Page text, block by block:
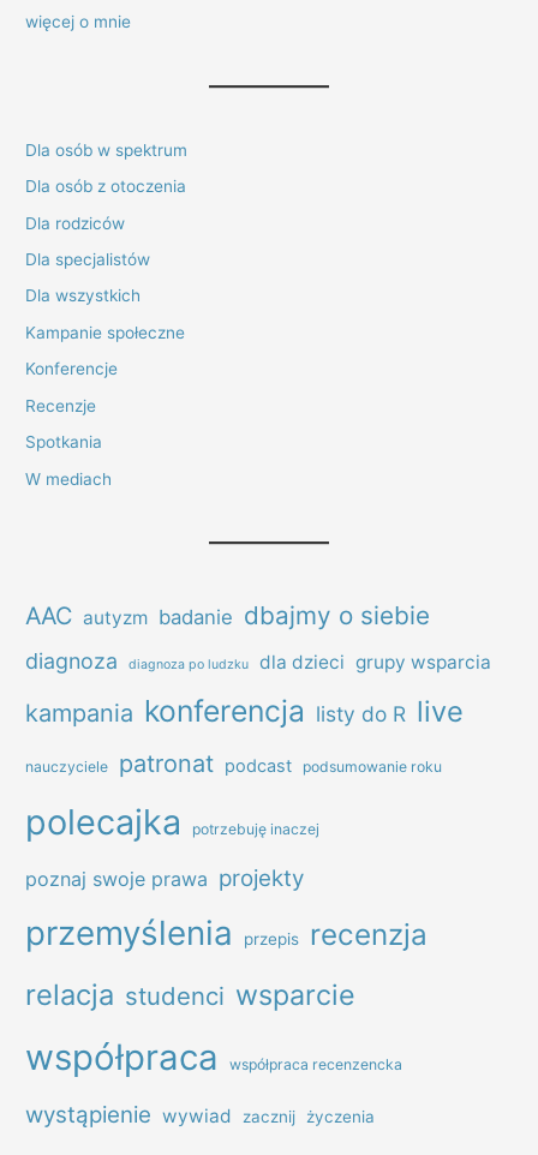
więcej o mnie
Dla osób w spektrum
Dla osób z otoczenia
Dla rodziców
Dla specjalistów
Dla wszystkich
Kampanie społeczne
Konferencje
Recenzje
Spotkania
W mediach
AAC autyzm badanie dbajmy o siebie
diagnoza diagnoza po ludzku dla dzieci grupy wsparcia
kampania konferencja listy do R live
nauczyciele patronat podcast podsumowanie roku
polecajka potrzebuję inaczej
poznaj swoje prawa projekty
przemyślenia przepis
recenzja
relacja studenci wsparcie
współpraca współpraca recenzencka
wystąpienie wywiad zacznij życzenia